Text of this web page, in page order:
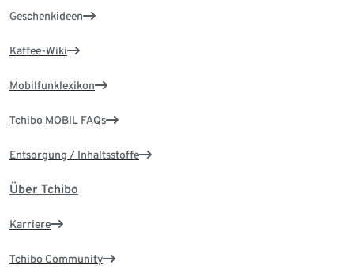
Geschenkideen
Kaffee-Wiki
Mobilfunklexikon
Tchibo MOBIL FAQs
Entsorgung / Inhaltsstoffe
Über Tchibo
Karriere
Tchibo Community